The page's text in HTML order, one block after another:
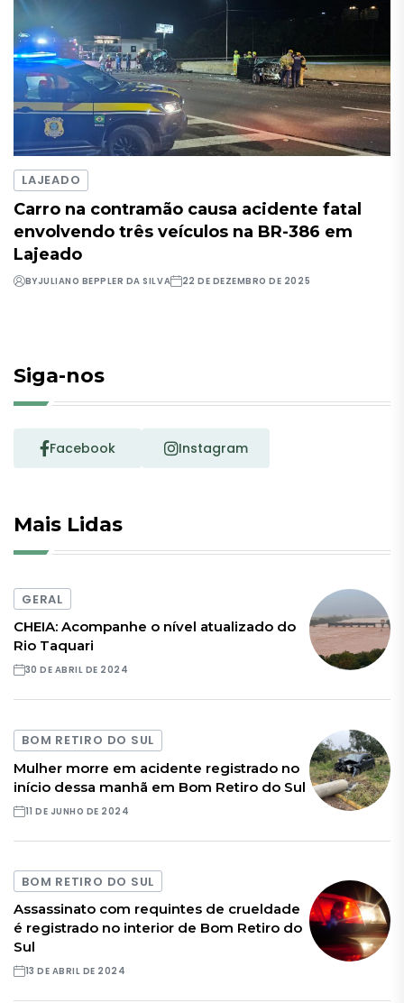
LAJEADO
Carro na contramão causa acidente fatal
envolvendo três veículos na BR-386 em
Lajeado
BYJULIANO BEPPLER DA SILVA 22 DE DEZEMBRO DE 2025
Siga-nos
Facebook Instagram
Mais Lidas
GERAL
CHEIA: Acompanhe o nível atualizado do
Rio Taquari
30 DE ABRIL DE 2024
BOM RETIRO DO SUL
Mulher morre em acidente registrado no
início dessa manhã em Bom Retiro do Sul
11 DE JUNHO DE 2024
BOM RETIRO DO SUL
Assassinato com requintes de crueldade
é registrado no interior de Bom Retiro do
Sul
13 DE ABRIL DE 2024